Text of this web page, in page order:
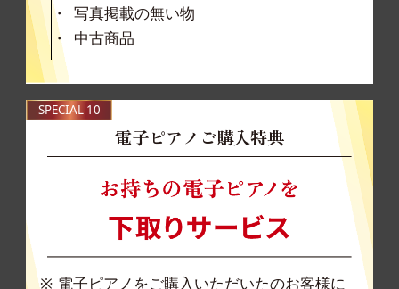
写真掲載の無い物
中古商品
SPECIAL 10
電子ピアノご購入特典
電子ピアノをご購入いただいたのお客様に